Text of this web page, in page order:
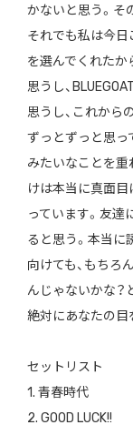
かないと思う。そ
それでも私は今日
を選んでくれたか
思うし、
思うし、これから
ずっとずっと思っ
みたいなことを重
けは本当に真面目
っています。友達
ると思う。本当に
向けても、もちろ
んじゃないかな？
絶対にあなたの目
セットリスト
1. 青春時代
2. GOOD LUCK!!